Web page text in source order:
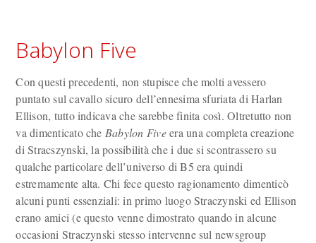
Babylon Five
Con questi precedenti, non stupisce che molti avessero
puntato sul cavallo sicuro dell’ennesima sfuriata di Harlan
Ellison, tutto indicava che sarebbe finita così. Oltretutto non
va dimenticato che Babylon Fiveera una completa creazione
di Stracszynski, la possibilità che i due si scontrassero su
qualche particolare dell’universo di B5 era quindi
estremamente alta. Chi fece questo ragionamento dimenticò
alcuni punti essenziali: in primo luogo Straczynski ed Ellison
erano amici (e questo venne dimostrato quando in alcune
occasioni Straczynski stesso intervenne sul newsgroup